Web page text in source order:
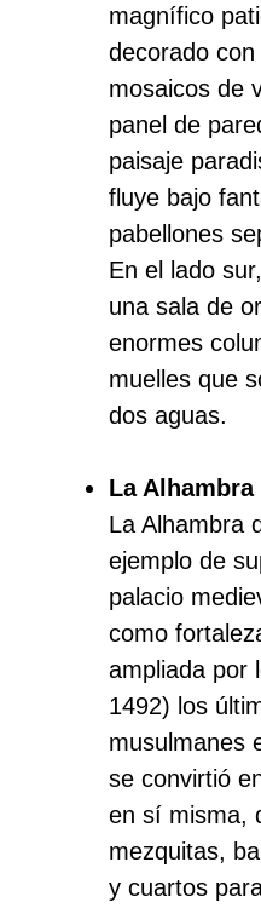
magnífico
decorado
mosaicos de
panel de
paisaje
fluye bajo
pabellones
En el lado
una sala de
enormes
muelles que
dos aguas.
La Alhambra
La Alhambra
ejemplo de
palacio
como
ampliada por
1492) los
musulmanes
se convirtió
en sí misma,
mezquitas,
y cuartos